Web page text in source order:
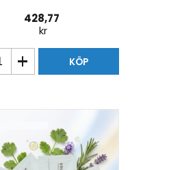
428,77
kr
KÖP